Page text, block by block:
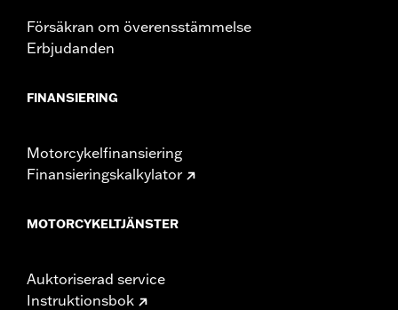
Försäkran om överensstämmelse
Erbjudanden
FINANSIERING
Motorcykelfinansiering
Finansieringskalkylator
MOTORCYKELTJÄNSTER
Auktoriserad service
Instruktionsbok